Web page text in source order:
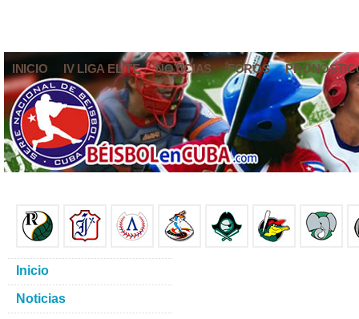
INICIO IV LIGA ELITE NOTICIAS FOROS
Inicio
Noticias